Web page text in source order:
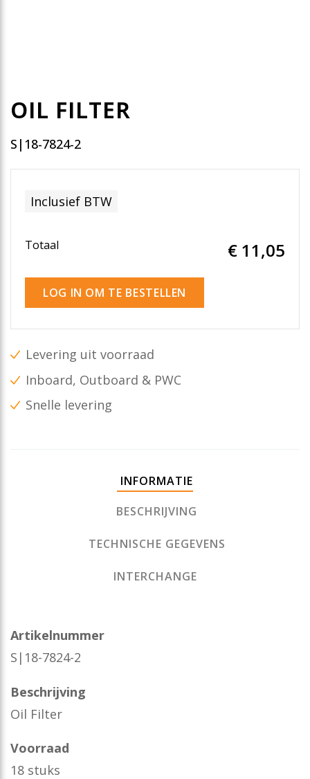
OIL FILTER
S|18-7824-2
Inclusief BTW
Totaal € 11,05
LOG IN OM TE BESTELLEN
Levering uit voorraad
Inboard, Outboard & PWC
Snelle levering
INFORMATIE
BESCHRIJVING
TECHNISCHE GEGEVENS
INTERCHANGE
Artikelnummer
S|18-7824-2
Beschrijving
Oil Filter
Voorraad
18 stuks